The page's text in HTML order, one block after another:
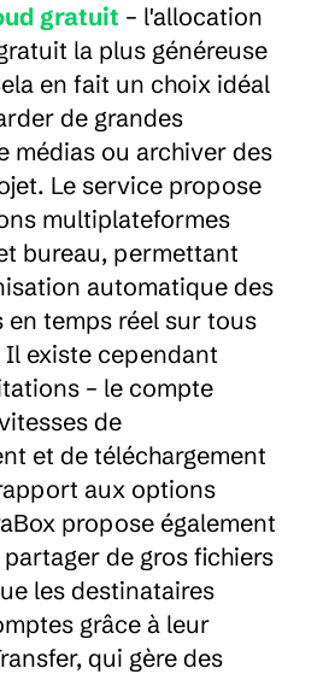
gratuit – l'allocation
la plus généreuse
en fait un choix idéal
de grandes
médias ou archiver des
Le service propose
multiplateformes
bureau, permettant
automatique des
en temps réel sur tous
Il existe cependant
– le compte
de
et de téléchargement
aux options
propose également
de gros fichiers
les destinataires
grâce à leur
qui gère des